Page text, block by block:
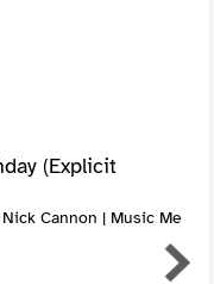
(Explicit
Cannon | Music Me